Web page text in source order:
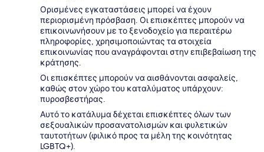
Ορισμένες εγκαταστάσεις μπορεί να έχουν
περιορισμένη πρόσβαση. Οι επισκέπτες μπορούν να
επικοινωνήσουν με το ξενοδοχείο για περαιτέρω
πληροφορίες, χρησιμοποιώντας τα στοιχεία
επικοινωνίας που αναγράφονται στην επιβεβαίωση της
κράτησης.
Οι επισκέπτες μπορούν να αισθάνονται ασφαλείς,
καθώς στον χώρο του καταλύματος υπάρχουν:
πυροσβεστήρας.
Αυτό το κατάλυμα δέχεται επισκέπτες όλων των
σεξουαλικών προσανατολισμών και φυλετικών
ταυτοτήτων (φιλικό προς τα μέλη της κοινότητας
LGBTQ+).